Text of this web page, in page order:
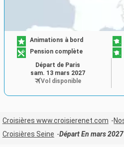
Animations à bord
Pension complète
Départ de Paris
sam. 13 mars 2027
Vol disponible
Croisières www.croisierenet.com
Croisières Seine
Départ En mars